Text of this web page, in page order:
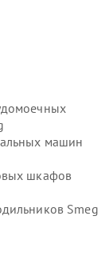
машин
шкафов
Smeg